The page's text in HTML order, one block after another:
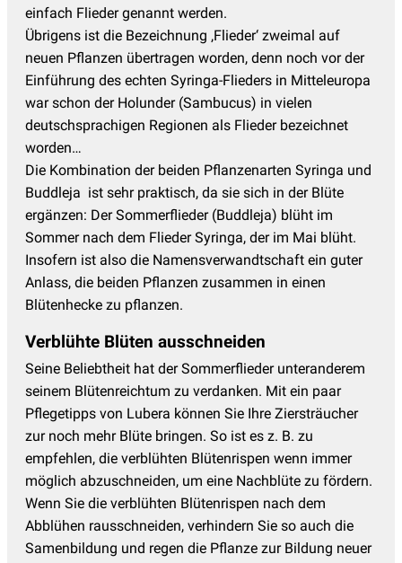
einfach Flieder genannt werden.
Übrigens ist die Bezeichnung ‚Flieder‘ zweimal auf
neuen Pflanzen übertragen worden, denn noch vor der
Einführung des echten Syringa-Flieders in Mitteleuropa
war schon der Holunder (Sambucus) in vielen
deutschsprachigen Regionen als Flieder bezeichnet
worden…
Die Kombination der beiden Pflanzenarten Syringa und
Buddleja ist sehr praktisch, da sie sich in der Blüte
ergänzen: Der Sommerflieder (Buddleja) blüht im
Sommer nach dem Flieder Syringa, der im Mai blüht.
Insofern ist also die Namensverwandtschaft ein guter
Anlass, die beiden Pflanzen zusammen in einen
Blütenhecke zu pflanzen.
Verblühte Blüten ausschneiden
Seine Beliebtheit hat der Sommerflieder unteranderem
seinem Blütenreichtum zu verdanken. Mit ein paar
Pflegetipps von Lubera können Sie Ihre Ziersträucher
zur noch mehr Blüte bringen. So ist es z. B. zu
empfehlen, die verblühten Blütenrispen wenn immer
möglich abzuschneiden, um eine Nachblüte zu fördern.
Wenn Sie die verblühten Blütenrispen nach dem
Abblühen rausschneiden, verhindern Sie so auch die
Samenbildung und regen die Pflanze zur Bildung neuer